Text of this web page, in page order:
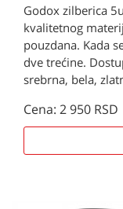
Godox zilberica
kvalitetnog
pouzdana. Kada
dve trećine.
srebrna, bela,
Cena: 2 950 RSD